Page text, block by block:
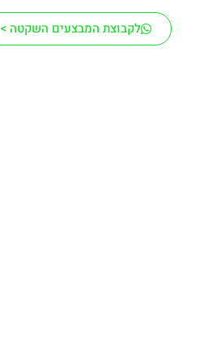
לקבוצת המבצעים השקטה >